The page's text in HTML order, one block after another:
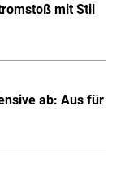
mit Stil
ab: Aus für